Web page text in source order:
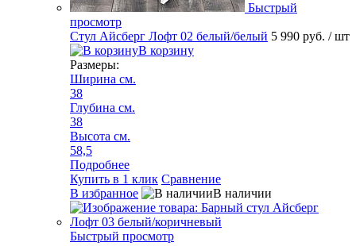
Быстрый
просмотр
Стул Айсберг Лофт 02 белый/белый 5 990 руб. / шт
В корзину
Размеры:
Ширина см.
38
Глубина см.
38
Высота см.
58,5
Подробнее
Купить в 1 клик Сравнение
В избранное
В наличии
Быстрый просмотр